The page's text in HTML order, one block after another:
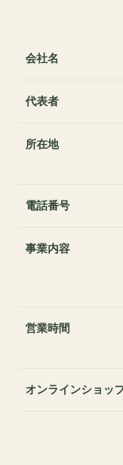
会社名
代表者
所在地
電話番号
事業内容
営業時間
オンラインショッ